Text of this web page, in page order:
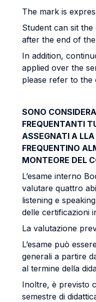
The mark is
Student can sit the
after the end of
In addition,
applied over the
please refer to the
SONO
FREQUENTANTI
ASSEGNATI A
FREQUENTINO
MONTEORE DEL
L’esame interno
valutare quattro
listening e
delle certificazioni
La valutazione
L’esame può
generali a partire
al termine della
Inoltre, è previsto
semestre di